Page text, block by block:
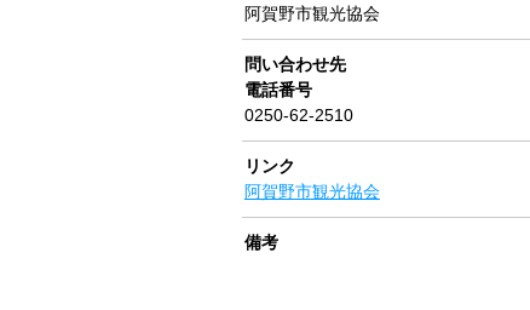
阿賀野市観光協会
問い合わせ先
電話番号
0250-62-2510
リンク
阿賀野市観光協会
備考